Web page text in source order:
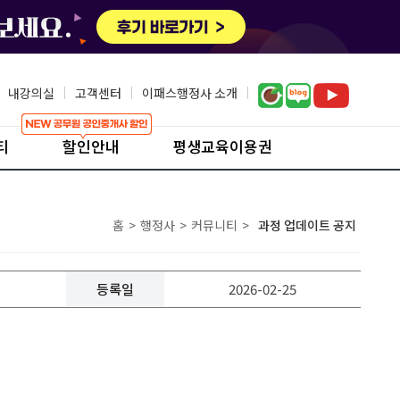
내강의실 | 고객센터 | 이패스행정사 소개 |
할인안내 평생교육이용권
홈 > 행정사 > 커뮤니티 > 과정 업데이트 공지
등록일 2026-02-25